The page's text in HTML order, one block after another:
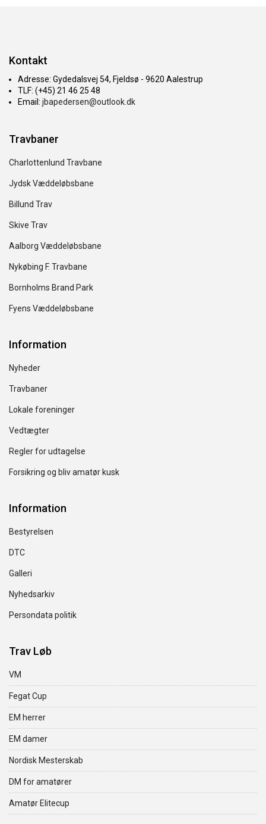
Kontakt
Adresse: Gydedalsvej 54, Fjeldsø - 9620 Aalestrup
TLF: (+45) 21 46 25 48
Email: jbapedersen@outlook.dk
Travbaner
Charlottenlund Travbane
Jydsk Væddeløbsbane
Billund Trav
Skive Trav
Aalborg Væddeløbsbane
Nykøbing F. Travbane
Bornholms Brand Park
Fyens Væddeløbsbane
Information
Nyheder
Travbaner
Lokale foreninger
Vedtægter
Regler for udtagelse
Forsikring og bliv amatør kusk
Information
Bestyrelsen
DTC
Galleri
Nyhedsarkiv
Persondata politik
Trav Løb
VM
Fegat Cup
EM herrer
EM damer
Nordisk Mesterskab
DM for amatører
Amatør Elitecup